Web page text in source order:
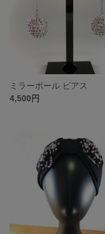
ミラーボール ピアス
4,500円